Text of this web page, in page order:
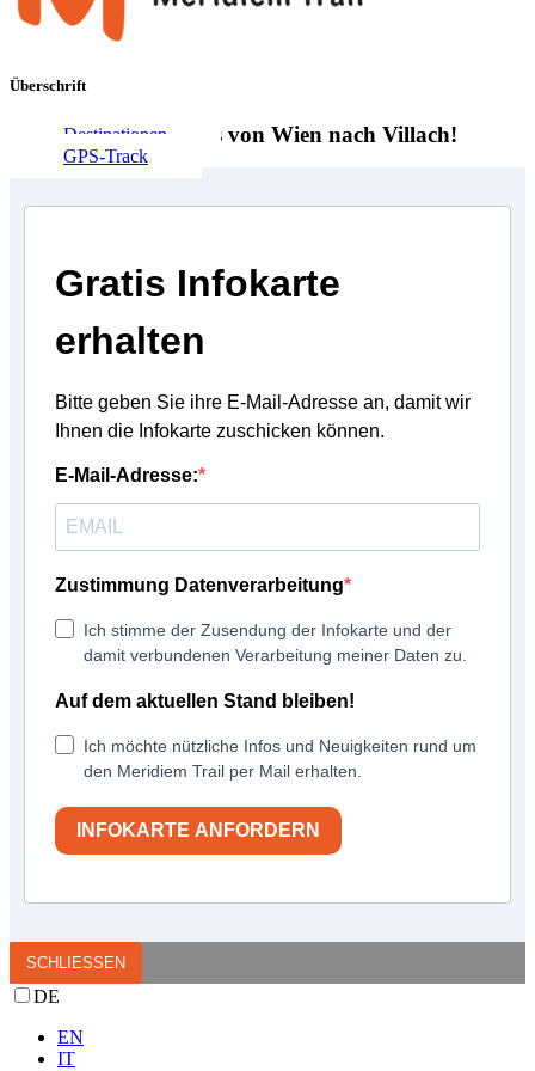
Überschrift
Das Fernrad-Erlebnis von Wien nach Villach!
Destinationen
GPS-Track
Gratis Infokarte
erhalten
Bitte geben Sie ihre E-Mail-Adresse an, damit wir
Ihnen die Infokarte zuschicken können.
E-Mail-Adresse:
Zustimmung Datenverarbeitung
Ich stimme der Zusendung der Infokarte und der
damit verbundenen Verarbeitung meiner Daten zu.
Auf dem aktuellen Stand bleiben!
Ich möchte nützliche Infos und Neuigkeiten rund um
den Meridiem Trail per Mail erhalten.
INFOKARTE ANFORDERN
SCHLIESSEN
DE
EN
IT